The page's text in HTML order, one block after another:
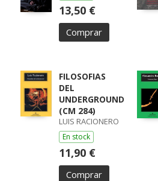
13,50 €
Comprar
FILOSOFIAS
DEL
UNDERGROUND
(CM 284)
LUIS RACIONERO
En stock
11,90 €
Comprar